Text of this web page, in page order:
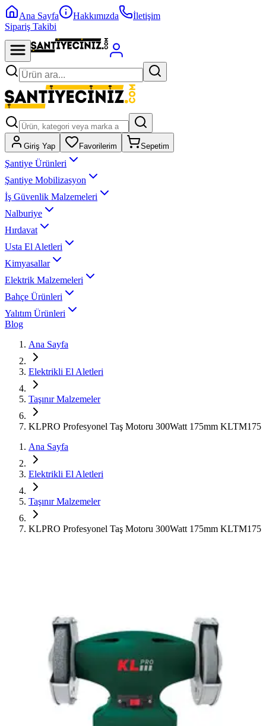
Ana Sayfa Hakkımızda
İletişim
Sipariş Takibi
Giriş Yap Favorilerim Sepetim
Şantiye Ürünleri
Şantiye Mobilizasyon
İş Güvenlik Malzemeleri
Nalburiye
Hırdavat
Usta El Aletleri
Kimyasallar
Elektrik Malzemeleri
Bahçe Ürünleri
Yalıtım Ürünleri
Blog
Ana Sayfa
Elektrikli El Aletleri
Taşınır Malzemeler
KLPRO Profesyonel Taş Motoru 300Watt 175mm KLTM175
Ana Sayfa
Elektrikli El Aletleri
Taşınır Malzemeler
KLPRO Profesyonel Taş Motoru 300Watt 175mm KLTM175